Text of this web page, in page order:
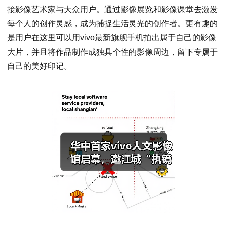
接影像艺术家与大众用户。通过影像展览和影像课堂去激发
每个人的创作灵感，成为捕捉生活灵光的创作者。更有趣的
是用户在这里可以用vivo最新旗舰手机拍出属于自己的影像
大片，并且将作品制作成独具个性的影像周边，留下专属于
自己的美好印记。